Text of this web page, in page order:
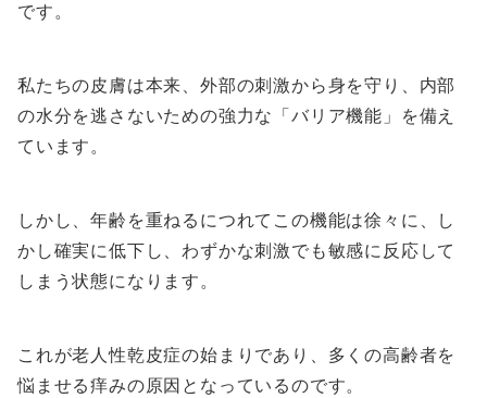
です。
私たちの皮膚は本来、外部の刺激から身を守り、内部
の水分を逃さないための強力な「バリア機能」を備え
ています。
しかし、年齢を重ねるにつれてこの機能は徐々に、し
かし確実に低下し、わずかな刺激でも敏感に反応して
しまう状態になります。
これが老人性乾皮症の始まりであり、多くの高齢者を
悩ませる痒みの原因となっているのです。